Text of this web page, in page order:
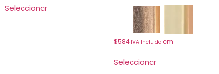
Seleccionar
6406
$584 IVA Incluidocm
Seleccionar